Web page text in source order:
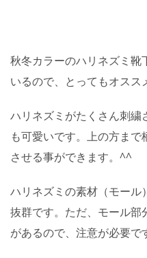
秋冬カラーのハリネズミ靴
いるので、とってもオスス
ハリネズミがたくさん刺繍
も可愛いです。上の方まで
させる事ができます。^^
ハリネズミの素材（モール
抜群です。ただ、モール
があるので、注意が必要で